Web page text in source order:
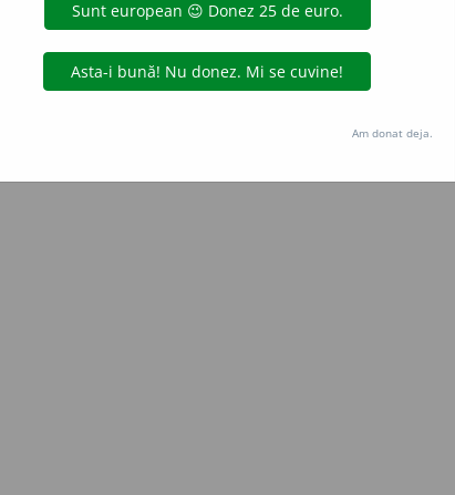
Copyright © 2004-2026 dexonline (https://dexonline.ro)
de pe acest site, inclusiv prin orice metode de extragere automată
prealabil scris, cu excepția seturilor de date oferite oficial spre utilizare
Hosterion
Am donat deja.